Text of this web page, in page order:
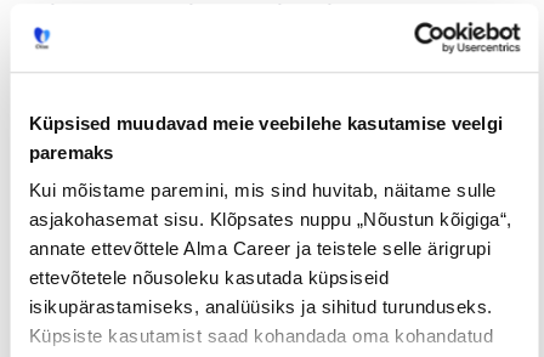
Küpsised muudavad meie veebilehe kasutamise veelgi
paremaks
Kui mõistame paremini, mis sind huvitab, näitame sulle
asjakohasemat sisu. Klõpsates nuppu „Nõustun kõigiga“,
annate ettevõttele Alma Career ja teistele selle ärigrupi
ettevõtetele nõusoleku kasutada küpsiseid
isikupärastamiseks, analüüsiks ja sihitud turunduseks.
Küpsiste kasutamist saad kohandada oma kohandatud
aidata,”
sõnas Viires, kuid märkis, et vaikselt
hakkab see trend muutuma ning firmad
kunst ning kui seda õigesti teha, võib kasu olla
üüratu:võibolla täna, kui keegi uut tööd on
otsimas, võibolla homme, kui mõni igapäevane
tööotsija, kes harilikult ei kandideeri, leiab sinu
juurest meeldiva pakkumise ning suudab
siduda selle positiivse kuvandiga ettevõttest
kui töökohast.